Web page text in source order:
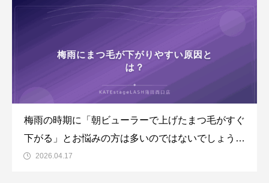
梅雨の時期に「朝ビューラーで上げたまつ毛がすぐ
下がる」とお悩みの方は多いのではないでしょう
か。湿気の多い梅雨こそ、まつ毛パーマのメリット
2026.04.17